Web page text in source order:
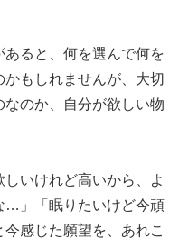
ると、何を選んで何を
もしれませんが、大切
のか、自分が欲しい物
いけれど高いから、よ
…」「眠りたいけど今頑
感じた願望を、あれこ